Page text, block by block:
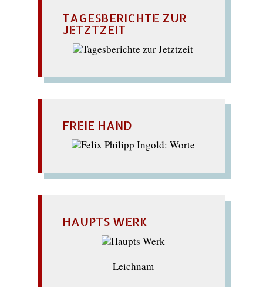
TAGESBERICHTE ZUR
JETZTZEIT
FREIE HAND
HAUPTS WERK
Leichnam